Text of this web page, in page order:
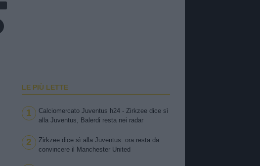
LE PIÙ LETTE
1
Calciomercato Juventus h24 - Zirkzee dice sì
alla Juventus, Balerdi resta nei radar
2
Zirkzee dice sì alla Juventus: ora resta da
convincere il Manchester United